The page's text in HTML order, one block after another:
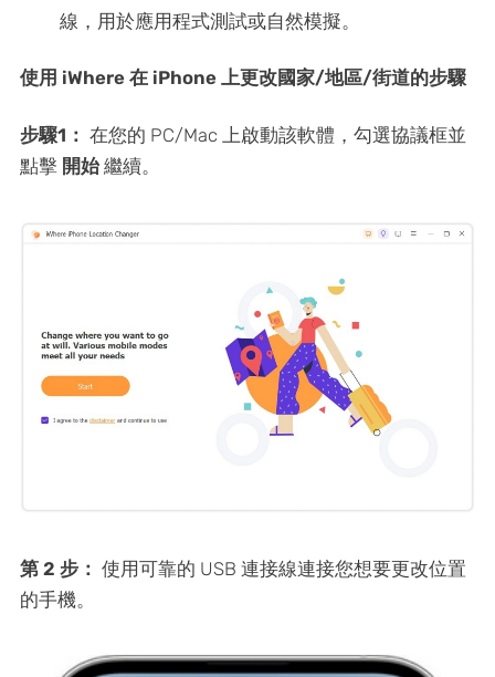
線，用於應用程式測試或自然模擬。
使用 iWhere 在 iPhone 上更改國家/地區/街道的步驟
步驟1： 在您的 PC/Mac 上啟動該軟體，勾選協議框並
點擊 開始繼續。
第 2 步： 使用可靠的 USB 連接線連接您想要更改位置
的手機。